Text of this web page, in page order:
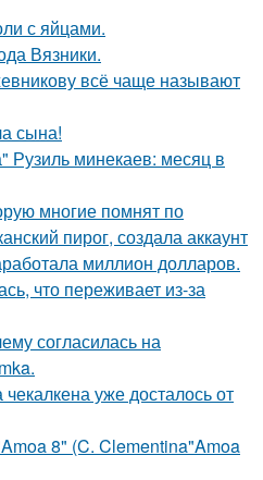
с яйцами.
Вязники.
всё чаще называют
сына!
минекаев: месяц в
многие помнят по
пирог, создала аккаунт
миллион долларов.
что переживает из-за
согласилась на
уже досталось от
8" (C. Clementina"Amoa